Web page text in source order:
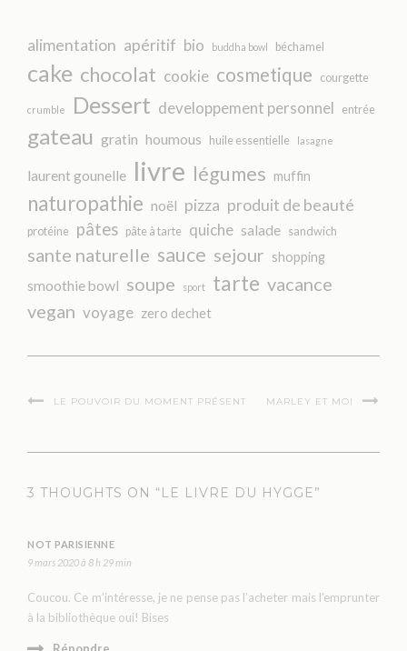
alimentation apéritif bio buddha bowl béchamel
cake chocolat cookie cosmetique courgette
crumble Dessert developpement personnel entrée
gateau gratin houmous huile essentielle lasagne
laurent gounelle livre légumes muffin
naturopathie noël pizza produit de beauté
protéine pâtes pâte à tarte quiche salade sandwich
sante naturelle sauce sejour shopping
smoothie bowl soupe sport tarte vacance
vegan voyage zero dechet
LE POUVOIR DU MOMENT PRÉSENT MARLEY ET MOI
3 THOUGHTS ON “LE LIVRE DU HYGGE”
NOT PARISIENNE
9 mars 2020 à 8 h 29 min
Coucou. Ce m’intéresse, je ne pense pas l’acheter mais l’emprunter
à la bibliothèque oui! Bises
Répondre